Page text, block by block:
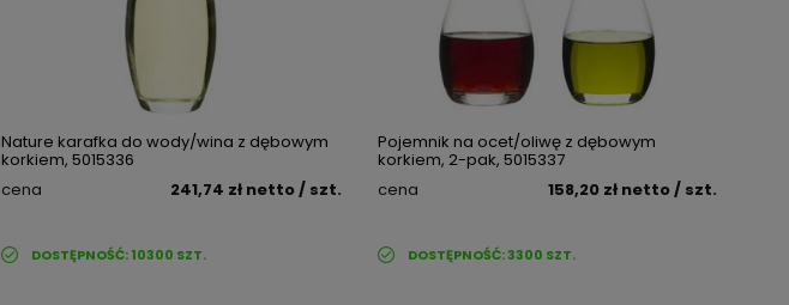
Nature karafka do wody/wina z dębowym
korkiem, 5015336
cena
241,74 złnetto/ szt.
DOSTĘPNOŚĆ:10300 SZT.
Pojemnik na ocet/oliwę z dębowym
korkiem, 2-pak, 5015337
cena
158,20 złnetto/ szt.
DOSTĘPNOŚĆ:3300 SZT.